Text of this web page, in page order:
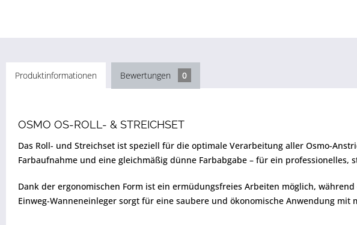
Produktinformationen Bewertungen 0
OSMO OS-ROLL- & STREICHSET
Das Roll- und Streichset ist speziell für die optimale Verarbeitung aller Osmo-
Farbaufnahme und eine gleichmäßig dünne Farbabgabe – für ein professionelles,
Dank der ergonomischen Form ist ein ermüdungsfreies Arbeiten möglich,
Einweg-Wanneneinleger sorgt für eine saubere und ökonomische Anwendung mit